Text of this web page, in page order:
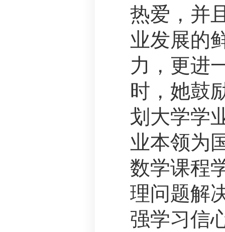
热爱，并
业发展的
力，更进
时，她鼓
划大学学
业本领为
数学课程
理问题解
强学习信